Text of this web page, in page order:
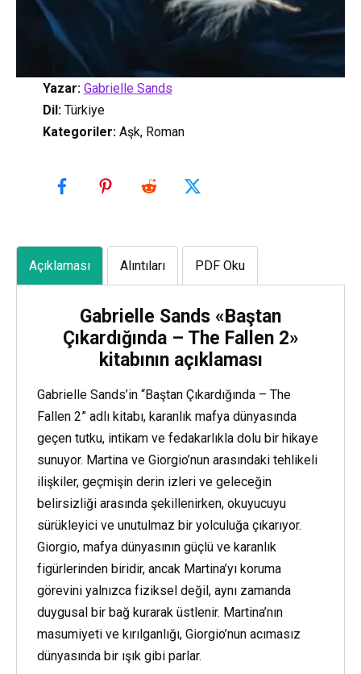
Yazar: Gabrielle Sands
Dil:Türkiye
Kategoriler:Aşk, Roman
Açıklaması Alıntıları PDF Oku
Gabrielle Sands «Baştan
Çıkardığında – The Fallen 2»
kitabının açıklaması
Gabrielle Sands’in “Baştan Çıkardığında – The
Fallen 2” adlı kitabı, karanlık mafya dünyasında
geçen tutku, intikam ve fedakarlıkla dolu bir hikaye
sunuyor. Martina ve Giorgio’nun arasındaki tehlikeli
ilişkiler, geçmişin derin izleri ve geleceğin
belirsizliği arasında şekillenirken, okuyucuyu
sürükleyici ve unutulmaz bir yolculuğa çıkarıyor.
Giorgio, mafya dünyasının güçlü ve karanlık
figürlerinden biridir, ancak Martina’yı koruma
görevini yalnızca fiziksel değil, aynı zamanda
duygusal bir bağ kurarak üstlenir. Martina’nın
masumiyeti ve kırılganlığı, Giorgio’nun acımasız
dünyasında bir ışık gibi parlar.